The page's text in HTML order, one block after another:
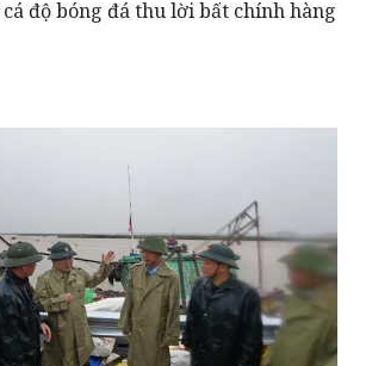
05/07: Bí thư Tỉnh ủy Quảng Ninh